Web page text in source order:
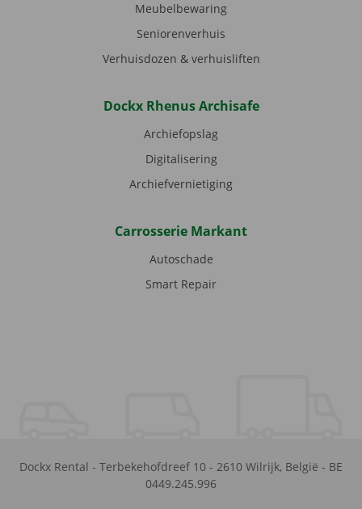
Meubelbewaring
Seniorenverhuis
Verhuisdozen & verhuisliften
Dockx Rhenus Archisafe
Archiefopslag
Digitalisering
Archiefvernietiging
Carrosserie Markant
Autoschade
Smart Repair
Dockx Rental - Terbekehofdreef 10 - 2610 Wilrijk, België - BE
0449.245.996